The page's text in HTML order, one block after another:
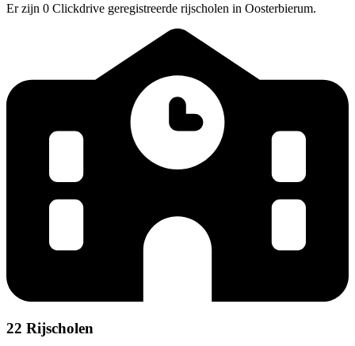
Er zijn 0 Clickdrive geregistreerde rijscholen in Oosterbierum.
22 Rijscholen